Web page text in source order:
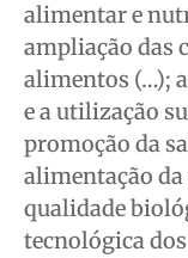
alimentar e
ampliação das
alimentos (…);
e a utilização
promoção da
alimentação
qualidade
tecnológica